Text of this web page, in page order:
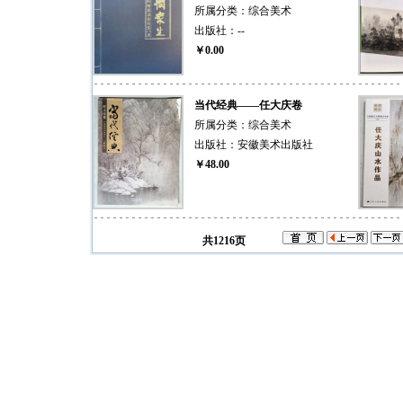
所属分类： 综合美术
出版社： --
￥0.00
当代经典——任大庆卷
所属分类： 综合美术
出版社： 安徽美术出版社
￥48.00
共1216页